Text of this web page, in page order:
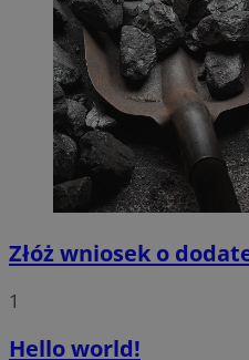
Złóż wniosek o
1
Hello world!